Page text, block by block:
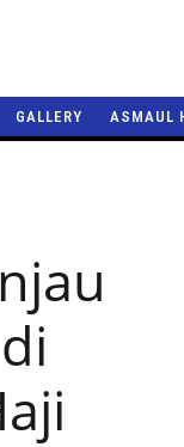
GALLERY ASMAUL